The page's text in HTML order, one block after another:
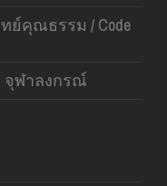
ย์คุณธรรม / Code
ฬาลงกรณ์